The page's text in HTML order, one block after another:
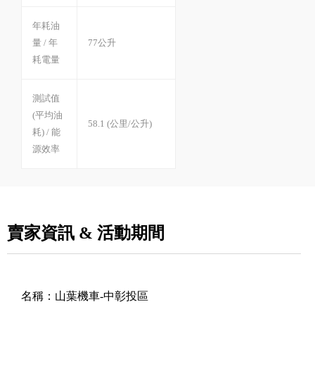
年耗油
量 / 年
耗電量
77公升
測試值
(平均油
耗) / 能
源效率
58.1 (公里/公升)
賣家資訊 & 活動期間
名稱： 山葉機車-中彰投區